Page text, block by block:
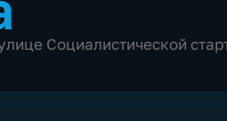
Социалистической